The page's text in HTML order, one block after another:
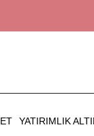
YATIRIMLIK